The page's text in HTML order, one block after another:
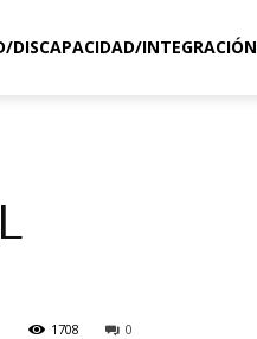
DISCAPACIDAD/INTEGRACIÓN
0
1708